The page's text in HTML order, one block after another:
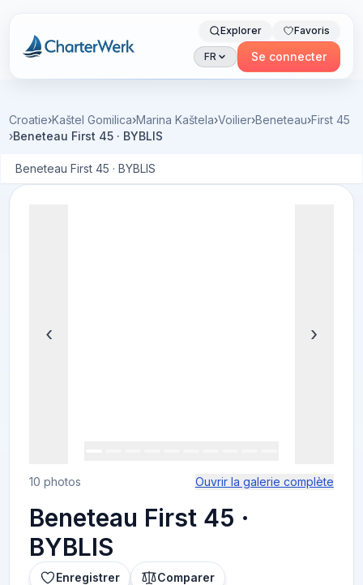
Charterwerk
Explorer Favoris
FR Se connecter
Croatie›Kaštel Gomilica›Marina Kaštela›Voilier›Beneteau›First 45
›Beneteau First 45 · BYBLIS
Beneteau First 45 · BYBLIS
‹ ›
10 photos Ouvrir la galerie complète
Beneteau First 45 ·
BYBLIS
Enregistrer Comparer